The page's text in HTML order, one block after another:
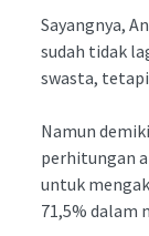
Sayangnya,
sudah tidak
swasta,
Namun
perhitungan
untuk
71,5% dalam